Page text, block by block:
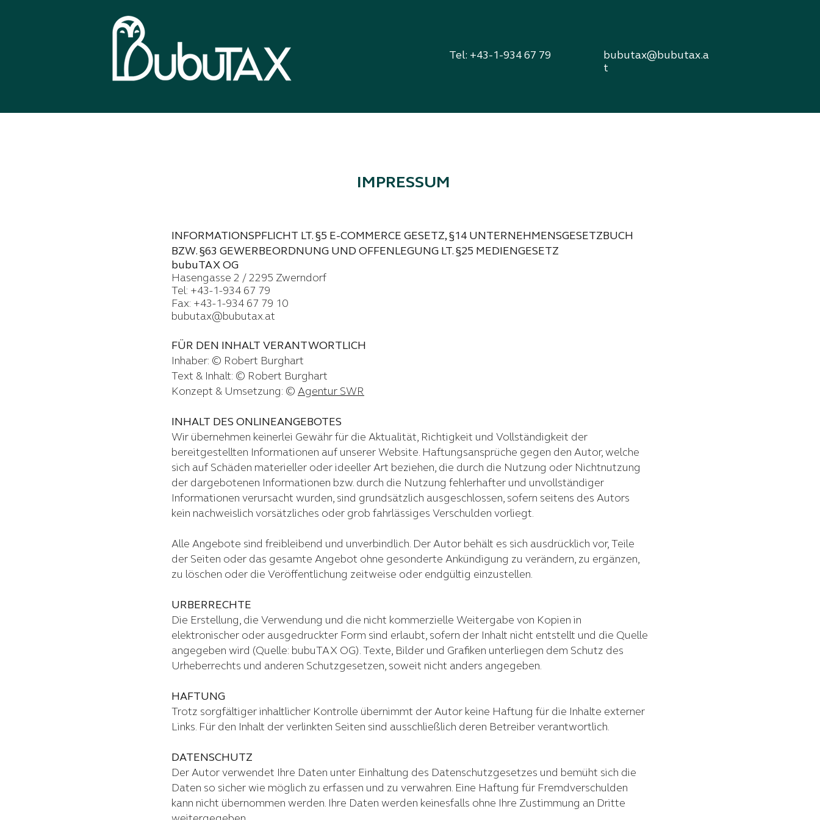
Tel: +43-1-934 67 79
bubutax@bubutax.a
t
IMPRESSUM
INFORMATIONSPFLICHT LT. §5 E-COMMERCE GESETZ, §14 UNTERNEHMENSGESETZBUCH
BZW. §63 GEWERBEORDNUNG UND OFFENLEGUNG LT. §25 MEDIENGESETZ
bubuTAX OG
Hasengasse 2 / 2295 Zwerndorf
Tel: +43-1-934 67 79
Fax: +43-1-934 67 79 10
bubutax@bubutax.at
FÜR DEN INHALT VERANTWORTLICH
Inhaber: © Robert Burghart
Text & Inhalt: © Robert Burghart
Konzept & Umsetzung: © Agentur SWR
INHALT DES ONLINEANGEBOTES
Wir übernehmen keinerlei Gewähr für die Aktualität, Richtigkeit und Vollständigkeit der
bereitgestellten Informationen auf unserer Website. Haftungsansprüche gegen den Autor, welche
sich auf Schäden materieller oder ideeller Art beziehen, die durch die Nutzung oder Nichtnutzung
der dargebotenen Informationen bzw. durch die Nutzung fehlerhafter und unvollständiger
Informationen verursacht wurden, sind grundsätzlich ausgeschlossen, sofern seitens des Autors
kein nachweislich vorsätzliches oder grob fahrlässiges Verschulden vorliegt.
Alle Angebote sind freibleibend und unverbindlich. Der Autor behält es sich ausdrücklich vor, Teile
der Seiten oder das gesamte Angebot ohne gesonderte Ankündigung zu verändern, zu ergänzen,
zu löschen oder die Veröffentlichung zeitweise oder endgültig einzustellen.
URBERRECHTE
Die Erstellung, die Verwendung und die nicht kommerzielle Weitergabe von Kopien in
elektronischer oder ausgedruckter Form sind erlaubt, sofern der Inhalt nicht entstellt und die Quelle
angegeben wird (Quelle: bubuTAX OG). Texte, Bilder und Grafiken unterliegen dem Schutz des
Urheberrechts und anderen Schutzgesetzen, soweit nicht anders angegeben.
HAFTUNG
Trotz sorgfältiger inhaltlicher Kontrolle übernimmt der Autor keine Haftung für die Inhalte externer
Links. Für den Inhalt der verlinkten Seiten sind ausschließlich deren Betreiber verantwortlich.
DATENSCHUTZ
Der Autor verwendet Ihre Daten unter Einhaltung des Datenschutzgesetzes und bemüht sich die
Daten so sicher wie möglich zu erfassen und zu verwahren. Eine Haftung für Fremdverschulden
kann nicht übernommen werden. Ihre Daten werden keinesfalls ohne Ihre Zustimmung an Dritte